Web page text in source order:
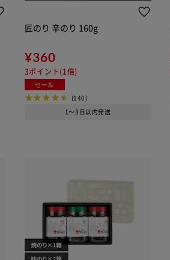
匠のり 辛のり 160g
¥360
3ポイント(1倍)
セール
(140)
1～3日以内発送